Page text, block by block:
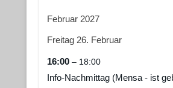
Februar 2027
Freitag 26. Februar
16:00 – 18:00
Info-Nachmittag (Mensa - ist